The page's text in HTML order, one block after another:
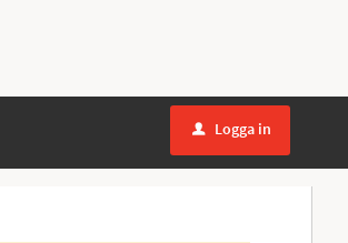
u Logga in